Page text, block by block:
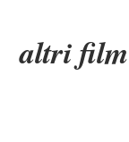
altri film